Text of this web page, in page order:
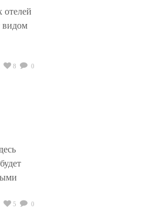
видом
8 0
5 0